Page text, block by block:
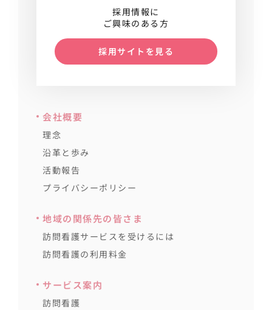
採用情報に
ご興味のある方
採用サイトを見る
会社概要
理念
沿革と歩み
活動報告
プライバシーポリシー
地域の関係先の皆さま
訪問看護サービスを受けるには
訪問看護の利用料金
サービス案内
訪問看護